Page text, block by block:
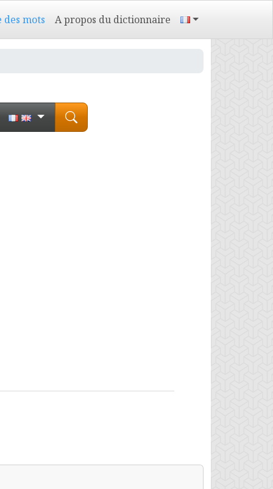
des mots A propos du dictionnaire